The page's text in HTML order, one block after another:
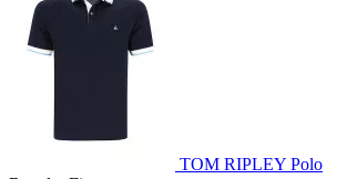
TOM RIPLEY Polo